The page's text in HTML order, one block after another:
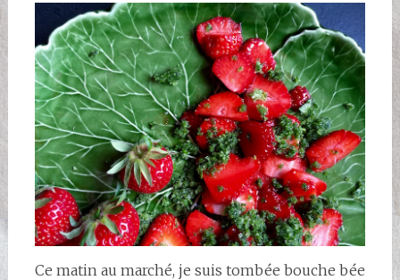
Ce matin au marché, je suis tombée bouche bée